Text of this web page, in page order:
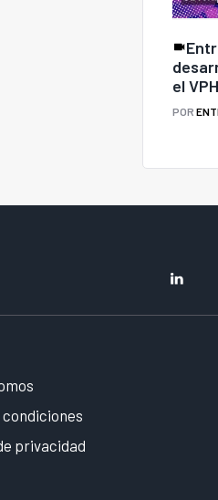
el
POR
condiciones
privacidad